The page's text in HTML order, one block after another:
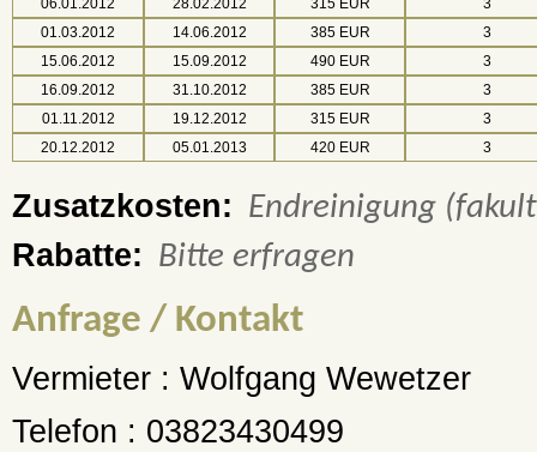
01.03.2012
14.06.2012 385 EUR
3
15.06.2012
15.09.2012 490 EUR
3
16.09.2012
31.10.2012 385 EUR
3
01.11.2012
19.12.2012 315 EUR
3
20.12.2012
05.01.2013 420 EUR 3
Zusatzkosten: Endreinigung
Rabatte: Bitte erfragen
Anfrage / Kontakt
Vermieter : Wolfgang Wewetzer
Telefon : 03823430499